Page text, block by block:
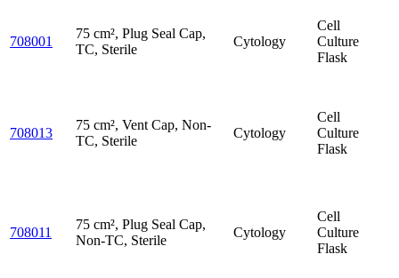
708001
75 cm², Plug Seal Cap,
TC, Sterile
Cytology
Cell
Culture
Flask
708013
75 cm², Vent Cap, Non-
TC, Sterile
Cytology
Cell
Culture
Flask
708011
75 cm², Plug Seal Cap,
Non-TC, Sterile
Cytology
Cell
Culture
Flask